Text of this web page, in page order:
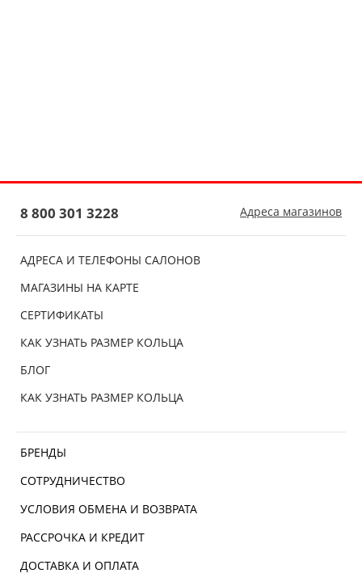
АДРЕСА И ТЕЛЕФОНЫ САЛОНОВ
МАГАЗИНЫ НА КАРТЕ
СЕРТИФИКАТЫ
КАК УЗНАТЬ РАЗМЕР КОЛЬЦА
БЛОГ
КАК УЗНАТЬ РАЗМЕР КОЛЬЦА
БРЕНДЫ
СОТРУДНИЧЕСТВО
УСЛОВИЯ ОБМЕНА И ВОЗВРАТА
РАССРОЧКА И КРЕДИТ
ДОСТАВКА И ОПЛАТА
8 800 301 3228 Адреса магазинов